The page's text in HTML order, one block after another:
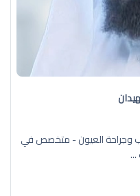
وجراحة العيون - متخصص في
...